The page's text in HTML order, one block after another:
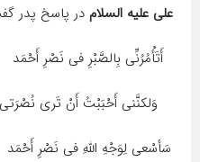
علی علیه السلام در پاسخ پدر
أَتَأْمُرُنِّی بِالصَّبْرِ فی نَصْرِ
وَلکنَّنی أَحْبَبْتُ أَنْ تَرى
سَأسْعی لِوَجْهِ اللهِ فی نَصْرِ أَحْمَد